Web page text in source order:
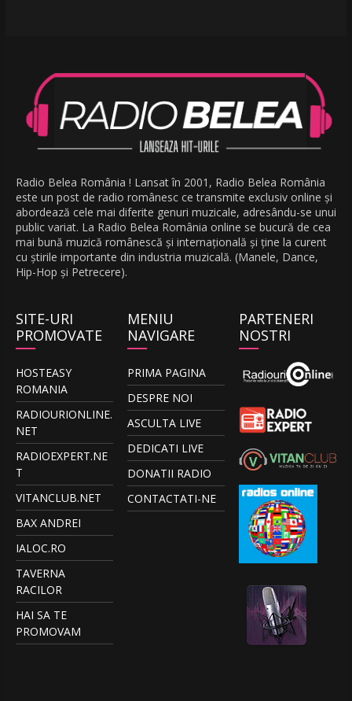
Radio Belea România ! Lansat în 2001, Radio Belea România
este un post de radio românesc ce transmite exclusiv online și
abordează cele mai diferite genuri muzicale, adresându-se unui
public variat. La Radio Belea România online se bucură de cea
mai bună muzică românescă și internațională și ține la curent
cu știrile importante din industria muzicală. (Manele, Dance,
Hip-Hop și Petrecere).
SITE-URI
PROMOVATE
HOSTEASY
ROMANIA
RADIOURIONLINE.
NET
RADIOEXPERT.NE
T
VITANCLUB.NET
BAX ANDREI
IALOC.RO
TAVERNA
RACILOR
HAI SA TE
PROMOVAM
MENIU
NAVIGARE
PRIMA PAGINA
DESPRE NOI
ASCULTA LIVE
DEDICATI LIVE
DONATII RADIO
CONTACTATI-NE
PARTENERI
NOSTRI